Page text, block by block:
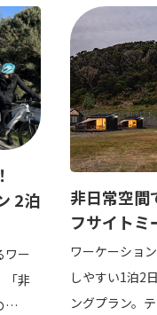
2泊
ワー
「非
…
非日常空
フサイトミ
ワーケーショ
しやすい1泊2
ングプラン。